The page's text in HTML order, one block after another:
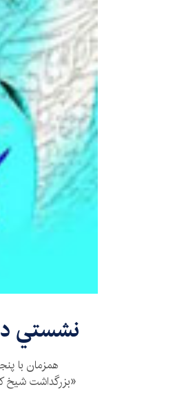
نشستي
همزمان با
«بزرگداشت شیخ